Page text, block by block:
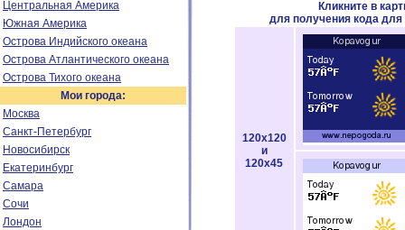
Центральная Америка
Южная Америка
Острова Индийского океана
Острова Атлантического океана
Острова Тихого океана
Мои города:
Москва
Санкт-Петербург
Новосибирск
Екатеринбург
Самара
Сочи
Лондон
Кликните в
для получения кода
120x120
и
120x45